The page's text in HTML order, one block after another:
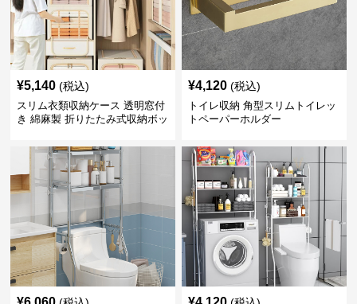
¥5,140 (税込)
スリム衣類収納ケース 透明窓付
き 綿麻製 折りたたみ式収納ボッ
¥4,120 (税込)
トイレ収納 角型スリムトイレッ
トペーパーホルダー